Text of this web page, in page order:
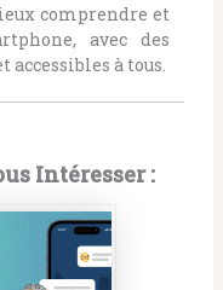
comprendre et
avec des
accessibles à tous.
Intéresser :